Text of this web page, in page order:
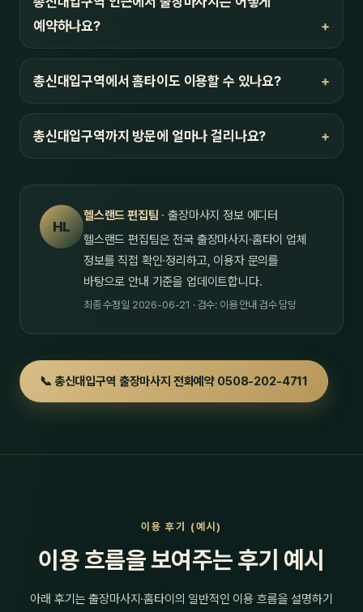
예약하나요?
총신대입구역에서 홈타이도 이용할 수 있나요?
총신대입구역까지 방문에 얼마나 걸리나요?
HL
헬스랜드 편집팀 · 출장마사지 정보 에디터
헬스랜드 편집팀은 전국 출장마사지·홈타이 업체
정보를 직접 확인·정리하고, 이용자 문의를
바탕으로 안내 기준을 업데이트합니다.
최종 수정일 2026-06-21 · 검수: 이용 안내 검수 담당
📞 총신대입구역 출장마사지 전화예약 0508-202-4711
이용 후기 (예시)
이용 흐름을 보여주는 후기 예시
아래 후기는 출장마사지·홈타이의 일반적인 이용 흐름을 설명하기